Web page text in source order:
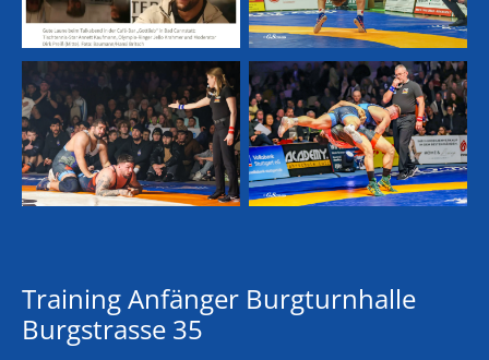
Training Anfänger Burgturnhalle
Burgstrasse 35